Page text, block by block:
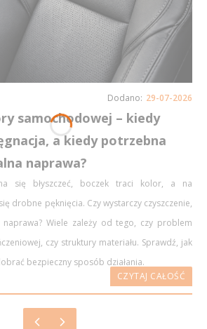
29-07-2026
samochodowej – kiedy
a kiedy potrzebna
naprawa?
się błyszczeć, boczek traci kolor, a na
drobne pęknięcia. Czy wystarczy czyszczenie,
Wiele zależy od tego, czy problem
czy struktury materiału. Sprawdź, jak
bezpieczny sposób działania.
CZYTAJ CAŁOŚĆ